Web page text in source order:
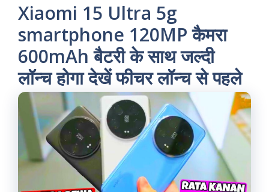
Xiaomi 15 Ultra 5g
smartphone 120MP कैमरा
600mAh बैटरी के साथ जल्दी
लॉन्च होगा देखें फीचर लॉन्च से पहले